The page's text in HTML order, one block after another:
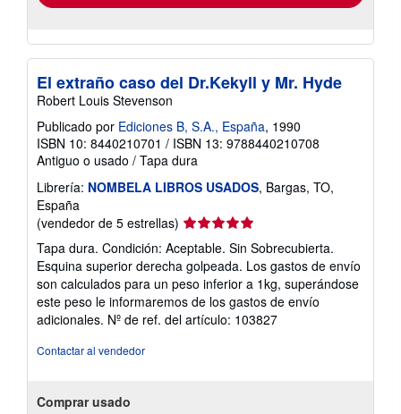
El extraño caso del Dr.Kekyll y Mr. Hyde
Robert Louis Stevenson
Publicado por Ediciones B, S.A., España, 1990
ISBN 10: 8440210701 / ISBN 13: 9788440210708
Antiguo o usado / Tapa dura
Librería: NOMBELA LIBROS USADOS, Bargas, TO,
España
(vendedor de 5 estrellas) Calificación
vendedor:
5
de
5
estrellas
Tapa dura. Condición: Aceptable. Sin Sobrecubierta.
Esquina superior derecha golpeada. Los gastos de envío
son calculados para un peso inferior a 1kg, superándose
este peso le informaremos de los gastos de envío
adicionales. Nº de ref. del artículo: 103827
Contactar al vendedor
Comprar usado